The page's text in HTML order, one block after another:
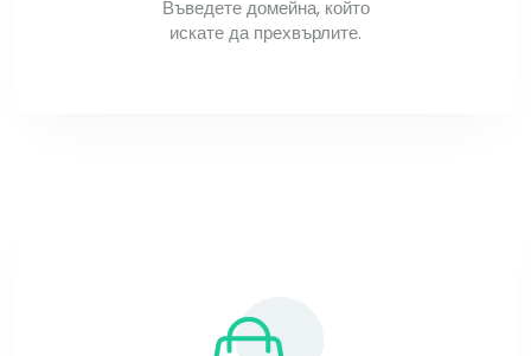
Въведете домейна, който
искате да прехвърлите.